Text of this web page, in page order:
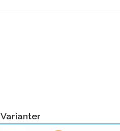
Varianter